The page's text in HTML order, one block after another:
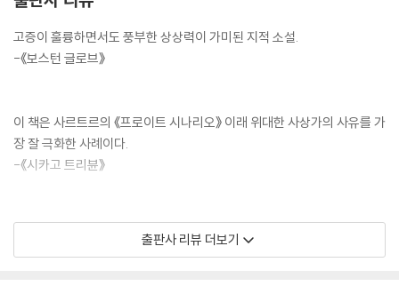
까, 아니면 싫어합니까?”
브로이어는 비명에 가까운 대답을 했다.
군요.”
“그렇다면 그 생각을 좋아할 수 있는 방식으로 살면 되잖소! (…) 의무와
성실함은 속을 숨기는 커튼이고 속임수예요. 자기 해방은 의무에 대해서
고증이 훌륭하면서도 풍부한 상상력이 가미된 지적 소설.
-《보스턴 글로브》
이 책은 사르트르의 《프로이트 시나리오》 이래 위대한 사상가의 사유를 가
장 잘 극화한 사례이다.
-《시카고 트리뷴》
서로 충돌하는 프로이트와 니체의 천재성, 그 천재성이 태동하기 직전을
다룬 매력적인 소설이다. 흥미로운 스토리의 페이지터너.
출판사 리뷰 더보기